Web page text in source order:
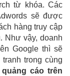
từ khóa. Các
sẽ được
hàng truy cập
Như vậy, doanh
Google thì sẽ
trong cùng
quảng cáo trên